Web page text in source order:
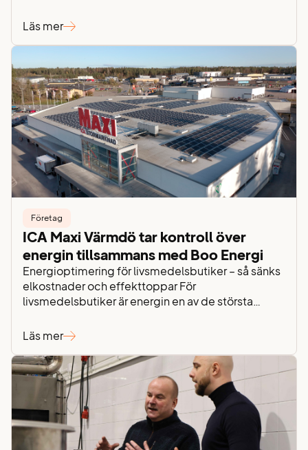
av verksamheten. Kyla, lagerhållning och logistik
gör det allt viktigare att ha kontroll över
energiförbrukningen. För Fontana Food AB handlar
energiarbetet…
Läs mer
Företag
ICA Maxi Värmdö tar kontroll över
energin tillsammans med Boo Energi
Energioptimering för livsmedelsbutiker – så sänks
elkostnader och effekttoppar För
livsmedelsbutiker är energin en av de största
ventilation, belysning och drift är igång dygnet
effektavgifter och elnätsavgifter gör det allt
viktigare att ha kontroll över energianvändningen.
För ICA Maxi Värmdö handlar energiarbetet inte
bara…
Läs mer